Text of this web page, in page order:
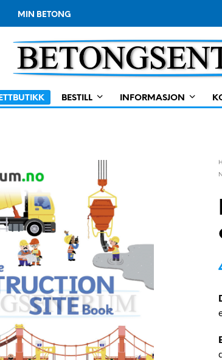
MIN BETONG
BESTILL INFORMASJON